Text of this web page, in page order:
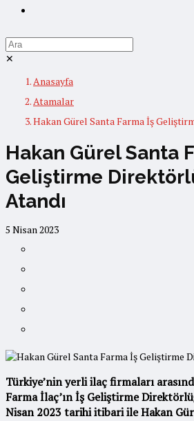
✕
Anasayfa
Atamalar
Hakan Gürel Santa Farma İş
Hakan Gürel Santa
Geliştirme
Atandı
5 Nisan 2023
Türkiye’nin yerli ilaç firmaları
Farma İlaç’ınİş Geliştirme
Nisan 2023 tarihi itibari ile Hakan